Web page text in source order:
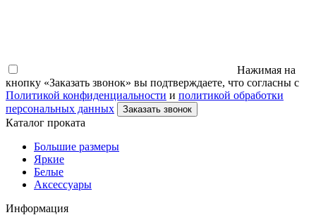
Нажимая на
кнопку «Заказать звонок» вы подтверждаете, что согласны с
Политикой конфиденциальности и политикой обработки
персональных данных
Заказать звонок
Каталог проката
Большие размеры
Яркие
Белые
Аксессуары
Информация